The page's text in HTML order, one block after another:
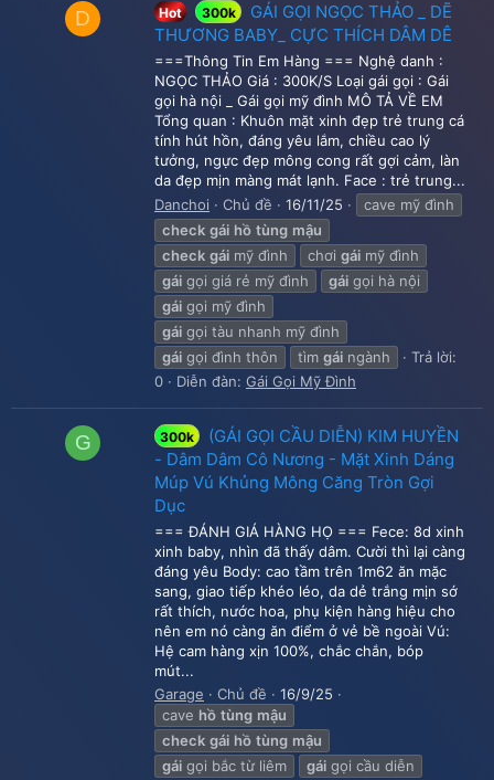
D Hot 300k
GÁI GỌI NGỌC THẢO _ DẼ
THƯƠNG BABY_ CỰC THÍCH DÂM DÊ
===Thông Tin Em Hàng === Nghệ danh :
NGỌC THẢO Giá : 300K/S Loại gái gọi : Gái
gọi hà nội _ Gái gọi mỹ đình MÔ TẢ VỀ EM
Tổng quan : Khuôn mặt xinh đẹp trẻ trung cá
tính hút hồn, đáng yêu lắm, chiều cao lý
tưởng, ngực đẹp mông cong rất gợi cảm, làn
da đẹp mịn màng mát lạnh. Face : trẻ trung...
Danchoi
Chủ đề 16/11/25
cave mỹ đình
check gái hồ tùng mậu
check gái mỹ đình chơi gái mỹ đình
gái gọi giá rẻ mỹ đình gái gọi hà nội
gái gọi mỹ đình
gái gọi tàu nhanh mỹ đình
gái gọi đình thôn tìm gái ngành
Trả lời:
0
Diễn đàn: Gái Gọi Mỹ Đình
G 300k
(GÁI GỌI CẦU DIỄN) KIM HUYỀN
- Dâm Dâm Cô Nương - Mặt Xinh Dáng
Múp Vú Khủng Mông Căng Tròn Gợi
Dục
=== ĐÁNH GIÁ HÀNG HỌ === Fece: 8d xinh
xinh baby, nhìn đã thấy dâm. Cười thì lại càng
đáng yêu Body: cao tầm trên 1m62 ăn mặc
sang, giao tiếp khéo léo, da dẻ trắng mịn sớ
rất thích, nước hoa, phụ kiện hàng hiệu cho
nên em nó càng ăn điểm ở vẻ bề ngoài Vú:
Hệ cam hàng xịn 100%, chắc chắn, bóp
mút...
Garage
Chủ đề
16/9/25
cave hồ tùng mậu
check gái hồ tùng mậu
gái gọi bắc từ liêm gái gọi cầu diễn